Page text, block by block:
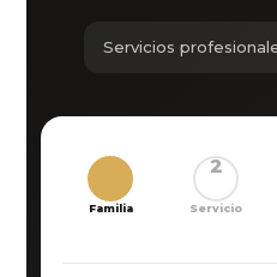
Servicios
Familia
2
Servicio